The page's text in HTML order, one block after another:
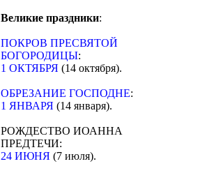
Великие праздники:
ПОКРОВ ПРЕСВЯТОЙ
БОГОРОДИЦЫ:
1 ОКТЯБРЯ (14 октября).
ОБРЕЗАНИЕ ГОСПОДНЕ:
1 ЯНВАРЯ (14 января).
РОЖДЕСТВО ИОАННА
ПРЕДТЕЧИ:
24 ИЮНЯ (7 июля).